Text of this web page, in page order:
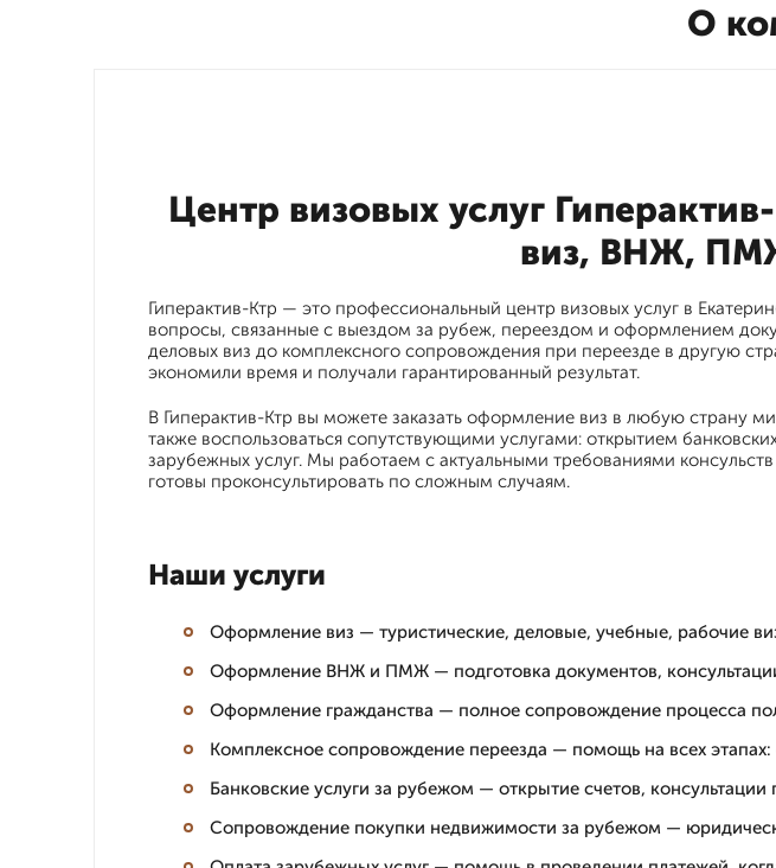
О
Центр визовых услуг
виз, ВНЖ,
Гиперактив-Ктр — это профессиональный центр визовых услуг в
вопросы, связанные с выездом за рубеж, переездом и оформлением
деловых виз до комплексного сопровождения при переезде в другую
экономили время и получали гарантированный результат.
В Гиперактив-Ктр вы можете заказать оформление виз в любую
также воспользоваться сопутствующими услугами: открытием
зарубежных услуг. Мы работаем с актуальными требованиями
готовы проконсультировать по сложным случаям.
Наши услуги
Оформление виз — туристические, деловые, учебные, рабочие
Оформление ВНЖ и ПМЖ — подготовка документов,
Оформление гражданства — полное сопровождение процесса
Комплексное сопровождение переезда — помощь на всех
Банковские услуги за рубежом — открытие счетов,
Сопровождение покупки недвижимости за рубежом —